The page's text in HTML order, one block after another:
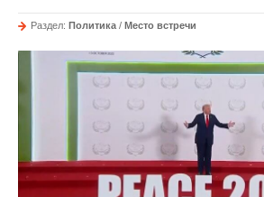
Раздел: Политика / Место встречи